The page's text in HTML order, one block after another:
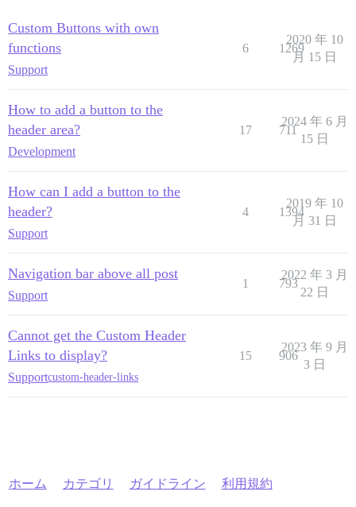
Custom Buttons with own
functions
Support
6 1269
2020 年 10
月 15 日
How to add a button to the
header area?
Development
17 711
2024 年 6 月
15 日
How can I add a button to the
header?
Support
4 1394
2019 年 10
月 31 日
Navigation bar above all post
Support
1 793
2022 年 3 月
22 日
Cannot get the Custom Header
Links to display?
Supportcustom-header-links
15 906
2023 年 9 月
3 日
ホーム カテゴリ ガイドライン 利用規約